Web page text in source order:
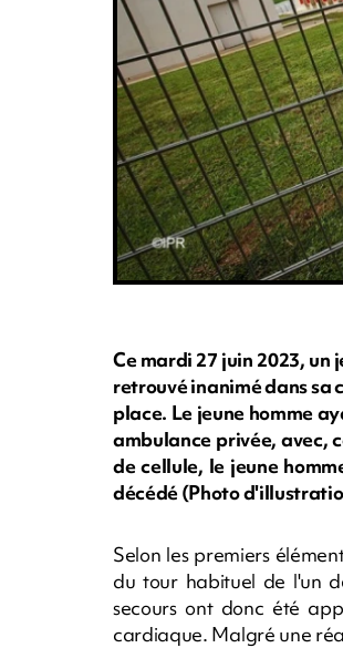
Ce mardi 27 juin 2023, un
retrouvé inanimé dans sa
place. Le jeune homme
ambulance privée, avec,
de cellule, le jeune
décédé (Photo
Selon les premiers
du tour habituel de l'un
secours ont donc été
cardiaque. Malgré une